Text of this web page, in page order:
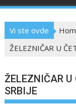
Vi ste ovde
ŽELEZNIČAR U
ŽELEZNIČAR
SRBIJE